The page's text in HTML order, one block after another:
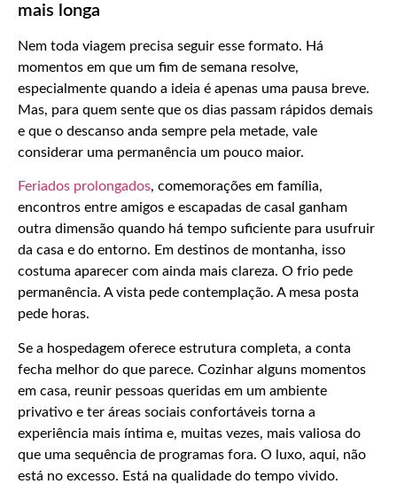
mais longa
Nem toda viagem precisa seguir esse formato. Há
momentos em que um fim de semana resolve,
especialmente quando a ideia é apenas uma pausa breve.
Mas, para quem sente que os dias passam rápidos demais
e que o descanso anda sempre pela metade, vale
considerar uma permanência um pouco maior.
Feriados prolongados, comemorações em família,
encontros entre amigos e escapadas de casal ganham
outra dimensão quando há tempo suficiente para usufruir
da casa e do entorno. Em destinos de montanha, isso
costuma aparecer com ainda mais clareza. O frio pede
permanência. A vista pede contemplação. A mesa posta
pede horas.
Se a hospedagem oferece estrutura completa, a conta
fecha melhor do que parece. Cozinhar alguns momentos
em casa, reunir pessoas queridas em um ambiente
privativo e ter áreas sociais confortáveis torna a
experiência mais íntima e, muitas vezes, mais valiosa do
que uma sequência de programas fora. O luxo, aqui, não
está no excesso. Está na qualidade do tempo vivido.